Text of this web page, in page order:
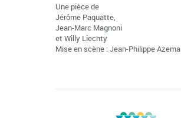
Une pièce de
Jérôme Paquatte,
Jean-Marc Magnoni
et Willy Liechty
Mise en scène : Jean-Philippe Azema